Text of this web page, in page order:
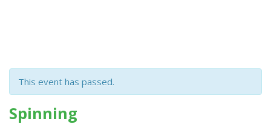
This event has passed.
Spinning